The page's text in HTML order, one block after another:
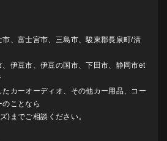
、富士宮市、三島市、駿東郡長泉町/清
伊豆市、伊豆の国市、下田市、静岡市et
カーオーディオ、その他カー用品、コー
ことなら
)までご相談ください。